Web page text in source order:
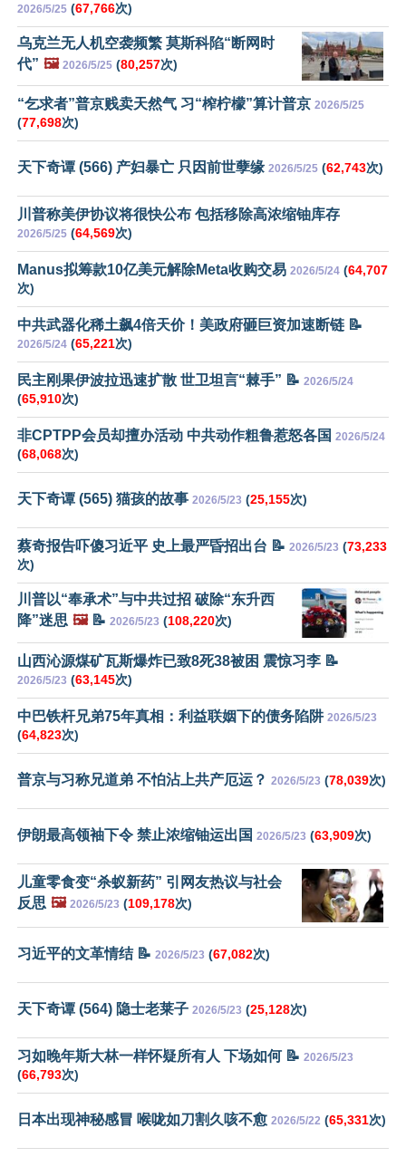
2026/5/25 (67,766次)
乌克兰无人机空袭频繁 莫斯科陷“断网时
代” 🖼️ 2026/5/25 (80,257次)
“乞求者”普京贱卖天然气 习“榨柠檬”算计普京 2026/5/25
(77,698次)
天下奇谭 (566) 产妇暴亡 只因前世孽缘 2026/5/25 (62,743次)
川普称美伊协议将很快公布 包括移除高浓缩铀库存
2026/5/25 (64,569次)
Manus拟筹款10亿美元解除Meta收购交易 2026/5/24 (64,707
次)
中共武器化稀土飙4倍天价！美政府砸巨资加速断链 📝
2026/5/24 (65,221次)
民主刚果伊波拉迅速扩散 世卫坦言“棘手” 📝 2026/5/24
(65,910次)
非CPTPP会员却擅办活动 中共动作粗鲁惹怒各国 2026/5/24
(68,068次)
天下奇谭 (565) 猫孩的故事 2026/5/23 (25,155次)
蔡奇报告吓傻习近平 史上最严昏招出台 📝 2026/5/23 (73,233
次)
川普以“奉承术”与中共过招 破除“东升西
降”迷思 🖼️📝 2026/5/23 (108,220次)
山西沁源煤矿瓦斯爆炸已致8死38被困 震惊习李 📝
2026/5/23 (63,145次)
中巴铁杆兄弟75年真相：利益联姻下的债务陷阱 2026/5/23
(64,823次)
普京与习称兄道弟 不怕沾上共产厄运？ 2026/5/23 (78,039次)
伊朗最高领袖下令 禁止浓缩铀运出国 2026/5/23 (63,909次)
儿童零食变“杀蚁新药” 引网友热议与社会
反思 🖼️ 2026/5/23 (109,178次)
习近平的文革情结 📝 2026/5/23 (67,082次)
天下奇谭 (564) 隐士老莱子 2026/5/23 (25,128次)
习如晚年斯大林一样怀疑所有人 下场如何 📝 2026/5/23
(66,793次)
日本出现神秘感冒 喉咙如刀割久咳不愈 2026/5/22 (65,331次)